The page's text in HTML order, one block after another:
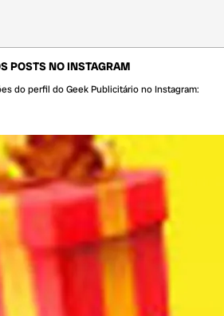
POSTS NO INSTAGRAM
do perfil do Geek Publicitário no Instagram: